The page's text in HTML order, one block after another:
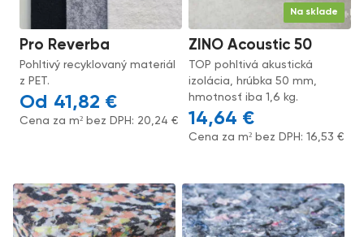
Pro Reverba
Pohltivý recyklovaný materiál
z PET.
41,82 €
Cena za m² bez DPH: 20,24€
Na sklade
ZINO Acoustic 50
TOP pohltivá akustická
izolácia, hrúbka 50 mm,
hmotnosť iba 1,6 kg.
14,64 €
Cena za m² bez DPH:16,53€